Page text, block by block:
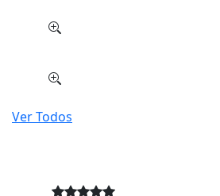
Ver Todos